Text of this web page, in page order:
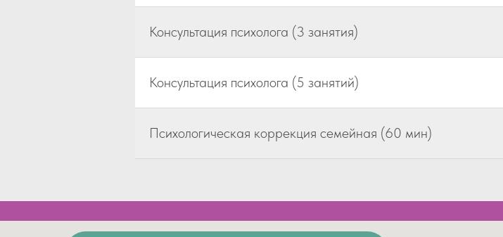
Консультация психолога (3 занятия)
Консультация психолога (5 занятий)
Психологическая коррекция семейная (60 мин)